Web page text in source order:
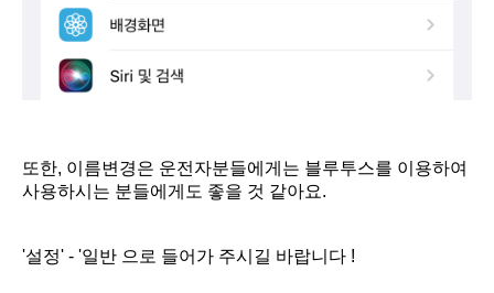
또한, 이름변경은 운전자분들에게는 블루투스를 이용하여
사용하시는 분들에게도 좋을 것 같아요.
'설정' - '일반 으로 들어가 주시길 바랍니다 !